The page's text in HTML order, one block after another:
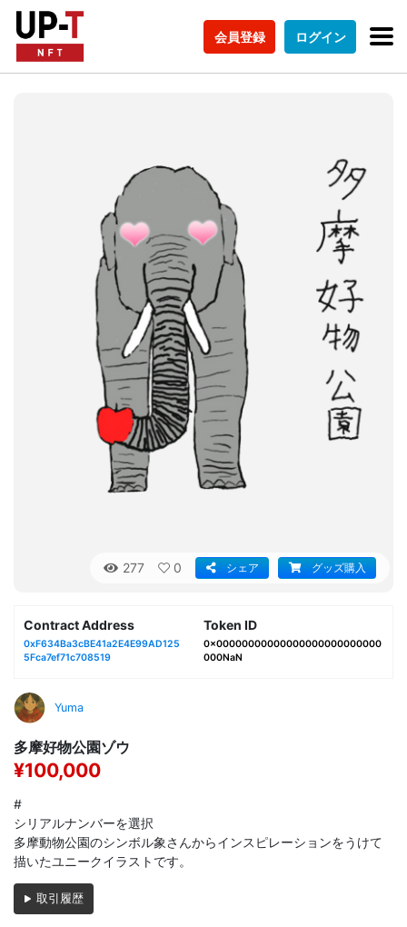
会員登録 ログイン
277 0 シェア グッズ購入
Contract Address
0xF634Ba3cBE41a2E4E99AD125
5Fca7ef71c708519
Token ID
0x00000000000000000000000000
000NaN
Yuma
多摩好物公園ゾウ
¥100,000
#
シリアルナンバーを選択
多摩動物公園のシンボル象さんからインスピレーションをうけて
描いたユニークイラストです。
取引履歴